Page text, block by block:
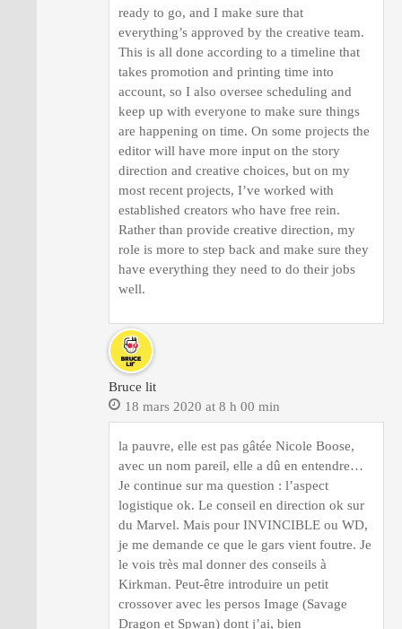
ready to go, and I make sure that
everything’s approved by the creative team.
This is all done according to a timeline that
takes promotion and printing time into
account, so I also oversee scheduling and
keep up with everyone to make sure things
are happening on time. On some projects the
editor will have more input on the story
direction and creative choices, but on my
most recent projects, I’ve worked with
established creators who have free rein.
Rather than provide creative direction, my
role is more to step back and make sure they
have everything they need to do their jobs
well.
Bruce lit
18 mars 2020 at 8 h 00 min
la pauvre, elle est pas gâtée Nicole Boose,
avec un nom pareil, elle a dû en entendre…
Je continue sur ma question : l’aspect
logistique ok. Le conseil en direction ok sur
du Marvel. Mais pour INVINCIBLE ou WD,
je me demande ce que le gars vient foutre. Je
le vois très mal donner des conseils à
Kirkman. Peut-être introduire un petit
crossover avec les persos Image (Savage
Dragon et Spwan) dont j’ai, bien